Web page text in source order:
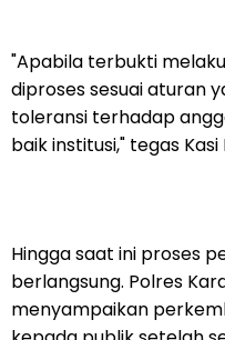
"Apabila terbukti
diproses sesuai aturan
toleransi terhadap
baik institusi," tegas Kasi
Hingga saat ini proses
berlangsung. Polres
menyampaikan